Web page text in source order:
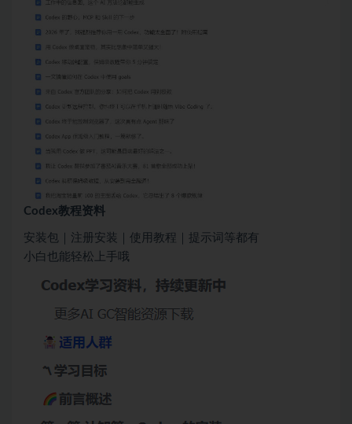
Codex教程资料
安装包｜注册安装｜使用教程｜提示词等都有
小白也能轻松上手哦